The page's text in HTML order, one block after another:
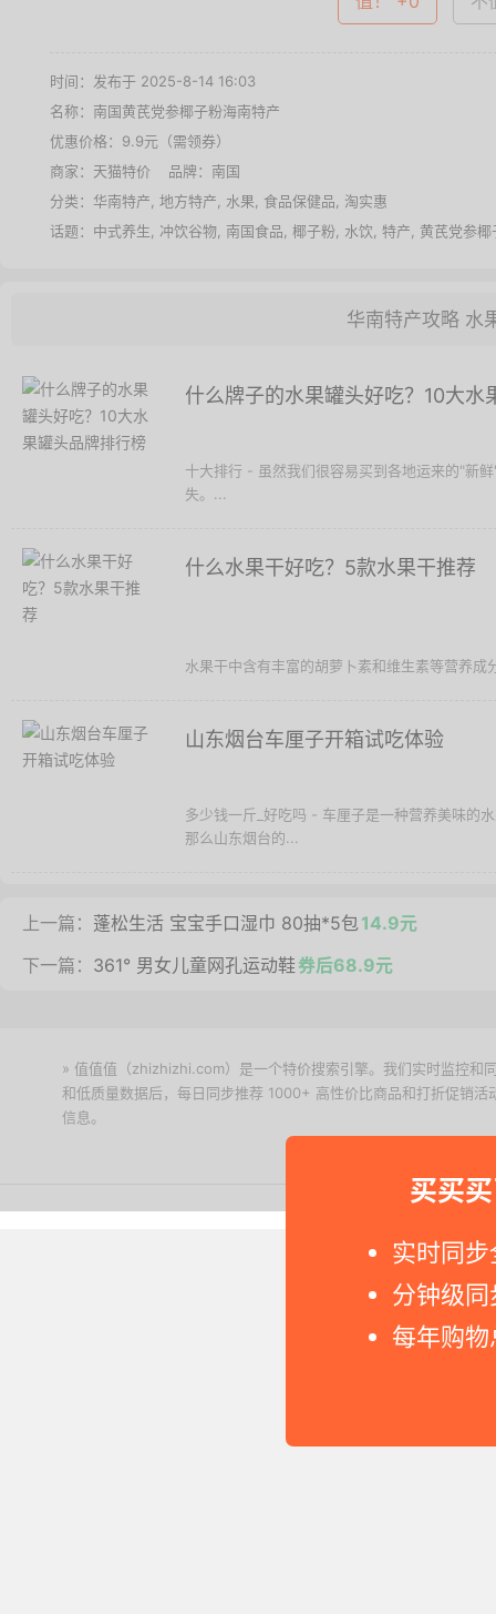
买买
实时同
分钟级
每年购
时间：发布于 2025-8-14 16:03
名称： 南国黄芪党参椰子粉海南特产
优惠价格： 9.9元（需领券）
商家： 天猫特价 品牌： 南国
分类： 华南特产 地方特产 水果 食品保健品
淘实惠
话题： 中式养生 冲饮谷物 南国食品 椰子粉 水饮 特产 黄芪党参椰
华南特产攻略 水
什么牌子的水果罐头好吃？10大水
十大排行 - 虽然我们很容易买到各地运来的"新
失。...
什么水果干好吃？5款水果干推荐
水果干中含有丰富的胡萝卜素和维生素等营养
山东烟台车厘子开箱试吃体验
多少钱一斤_好吃吗 - 车厘子是一种营养美味的
那么山东烟台的...
上一篇： 蓬松生活 宝宝手口湿巾 80抽*5包14.9元
下一篇： 361° 男女儿童网孔运动鞋券后68.9元
» 值值值（zhizhizhi.com）是一个特价搜索引擎。我们实时监控和
和低质量数据后，每日同步推荐 1000+ 高性价比商品和打折促销
信息。
Copyright © 2011-2026 网购